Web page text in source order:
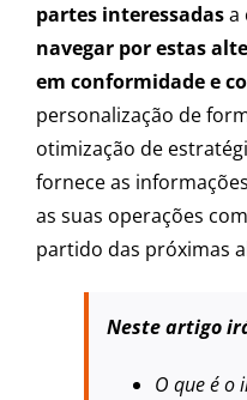
partes interessadasa
navegar por estas
em conformidade e
personalização de
otimização de
fornece as
as suas operações
partido das próximas
Neste artigo
O que é o